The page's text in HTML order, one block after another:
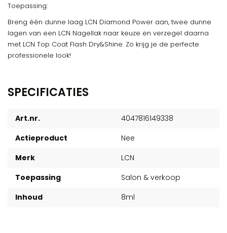
Toepassing:
Breng één dunne laag LCN Diamond Power aan, twee dunne
lagen van een LCN Nagellak naar keuze en verzegel daarna
met LCN Top Coat Flash Dry&Shine. Zo krijg je de perfecte
professionele look!
SPECIFICATIES
Art.nr.
4047816149338
Actieproduct
Nee
Merk
LCN
Toepassing
Salon & verkoop
Inhoud
8ml